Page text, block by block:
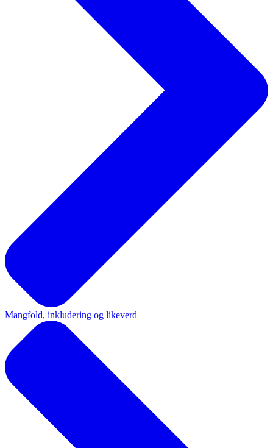
Mangfold, inkludering og likeverd